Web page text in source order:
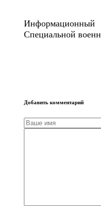
Информационный
Специальной
Добавить комментарий